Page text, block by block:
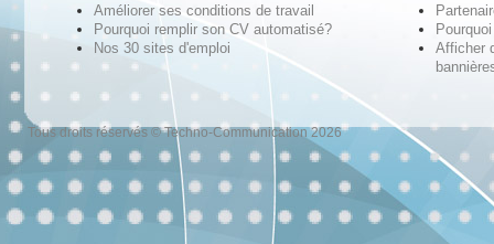
Améliorer ses conditions de travail
Pourquoi remplir son CV automatisé?
Nos 30 sites d'emploi
Afficher
Tous droits réservés © Techno-Communication 2026